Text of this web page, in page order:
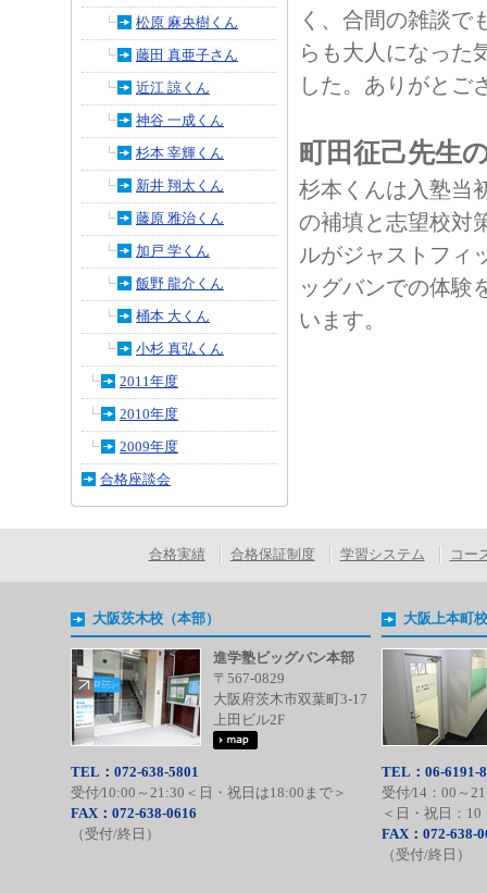
く、合間の雑談で
らも大人になった
した。ありがとご
町田征己先生
杉本くんは入塾当
の補填と志望校対
ルがジャストフィ
ッグバンでの体験
います。
松原 麻央樹くん
藤田 真亜子さん
近江 諒くん
神谷 一成くん
杉本 宰輝くん
新井 翔太くん
藤原 雅治くん
加戸 学くん
飯野 龍介くん
桶本 大くん
小杉 真弘くん
2011年度
2010年度
2009年度
合格座談会
合格実績 合格保証制度 学習システム コー
大阪茨木校（本部）
進学塾ビッグバン本部
〒567-0829
大阪府茨木市双葉町3-17
上田ビル2F
TEL：072-638-5801
受付⁄10:00～21:30＜日・祝日は18:00まで＞
FAX：072-638-0616
（受付/終日）
大阪上本町校
TEL：06-6191-
受付⁄14：00～
＜日・祝日：
FAX：072-638-
（受付/終日）